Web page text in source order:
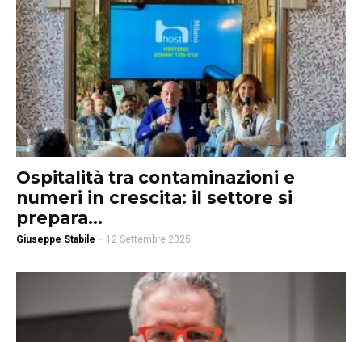
Ospitalità tra contaminazioni e
numeri in crescita: il settore si
prepara...
Giuseppe Stabile - 12 Settembre 2025